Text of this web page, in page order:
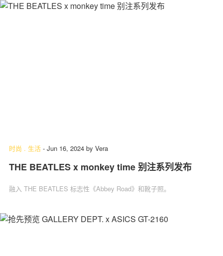
时尚 . 生活 - Jun 16, 2024 by Vera
THE BEATLES x monkey time 别注系列发布
融入 THE BEATLES 标志性《Abbey Road》和靴子照。